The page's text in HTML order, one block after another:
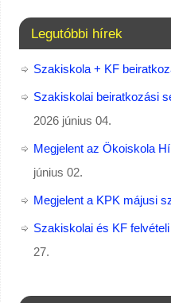
Legutóbbi hírek
Szakiskola + KF
Szakiskolai beiratkozási
2026 június 04.
Megjelent az Ökoiskola
június 02.
Megjelent a KPK májusi
Szakiskolai és KF
27.